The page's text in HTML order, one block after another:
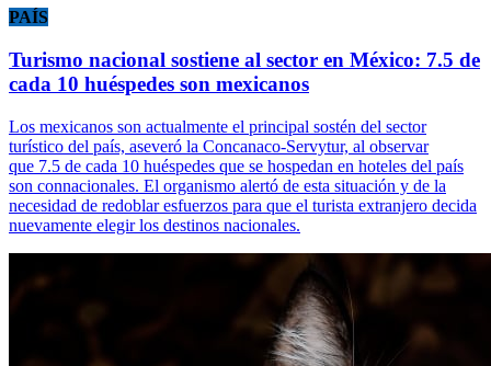
PAÍS
Turismo nacional sostiene al sector en México: 7.5 de
cada 10 huéspedes son mexicanos
Los mexicanos son actualmente el principal sostén del sector
turístico del país, aseveró la Concanaco-Servytur, al observar
que 7.5 de cada 10 huéspedes que se hospedan en hoteles del país
son connacionales. El organismo alertó de esta situación y de la
necesidad de redoblar esfuerzos para que el turista extranjero decida
nuevamente elegir los destinos nacionales.